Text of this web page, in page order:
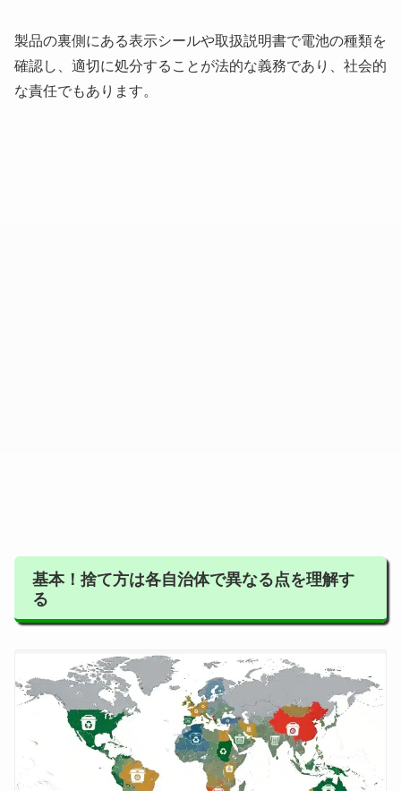
製品の裏側にある表示シールや取扱説明書で電池の種類を
確認し、適切に処分することが法的な義務であり、社会的
な責任でもあります。
基本！捨て方は各自治体で異なる点を理解す
る